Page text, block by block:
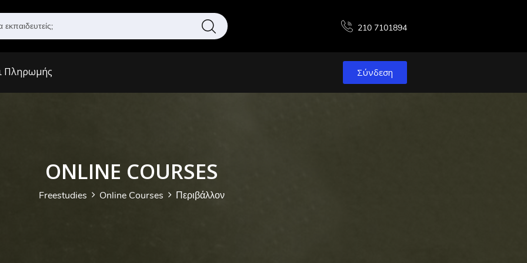
ν
τ
210 7101894
Πληρωμής Σύνδεση
ONLINE COURSES
Freestudies Online Courses Περιβάλλον